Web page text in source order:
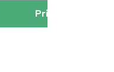
Pridať